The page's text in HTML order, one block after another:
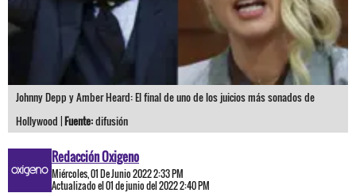
Johnny Depp y Amber Heard: El final de uno de los juicios más sonados de
Hollywood |Fuente:difusión
Redacción Oxigeno
Miércoles, 01 De Junio 2022 2:33 PM
Actualizado el 01 de junio del 2022 2:40 PM